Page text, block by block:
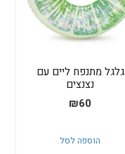
גלגל מתנפח ליים עם
נצנצים
₪60
הוספה לסל